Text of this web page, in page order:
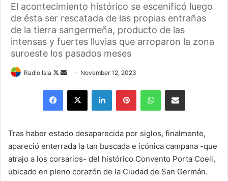
El acontecimiento histórico se escenificó luego
de ésta ser rescatada de las propias entrañas
de la tierra sangermeña, producto de las
intensas y fuertes lluvias que arroparon la zona
suroeste los pasados meses
Radio Isla
Follow
Send
email
November 12, 2023
Facebook
X LinkedInPinterestWhatsAppShare via Email
Tras haber estado desaparecida por siglos, finalmente,
apareció enterrada la tan buscada e icónica campana -que
atrajo a los corsarios- del histórico Convento Porta Coeli,
ubicado en pleno corazón de la Ciudad de San Germán.